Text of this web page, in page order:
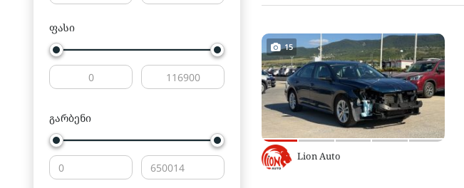
ფასი
გარბენი
15
Lion Auto